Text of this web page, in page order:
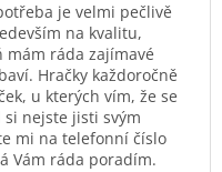
je velmi pečlivě
na kvalitu,
mám ráda zajímavé
Hračky každoročně
u kterých vím, že se
si nejste jisti svým
mi na telefonní číslo
Vám ráda poradím.